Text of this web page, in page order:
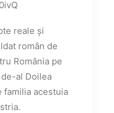
reale și
român de
România pe
al Doilea
familia acestuia